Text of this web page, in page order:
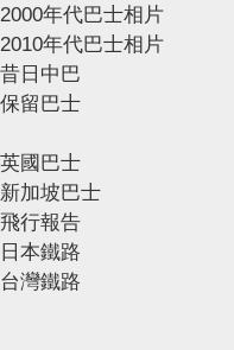
2000年代巴士相片
2010年代巴士相片
昔日中巴
保留巴士
英國巴士
新加坡巴士
飛行報告
日本鐵路
台灣鐵路